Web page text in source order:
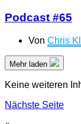
Podcast #65
Von Chris
Mehr laden
Keine weiteren
Nächste Seite